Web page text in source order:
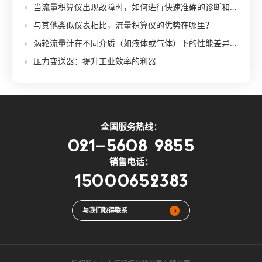
当流量积算仪出现故障时，如何进行快速准确的诊断和排除？
与其他类似仪表相比，流量积算仪的优势在哪里？
涡轮流量计在不同介质（如液体或气体）下的性能差异如何？
压力变送器：提升工业效率的利器
全国服务热线：
021-5608 9855
销售电话：
15000652383
与我们取得联系